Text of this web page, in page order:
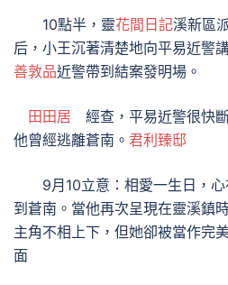
10點半，靈花間日記溪新區
后，小王沉著清楚地向平易近警
善敦品近警帶到結案發明場。
田田居 經查，平易近警很快
他曾經逃離蒼南。 君利臻邸
9月10立意：相愛一生日，心
到蒼南。當他再次呈現在靈溪鎮
主角不相上下，但她卻被當作完
面